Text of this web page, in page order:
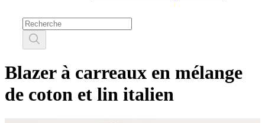
Blazer à carreaux en mélange
de coton et lin italien